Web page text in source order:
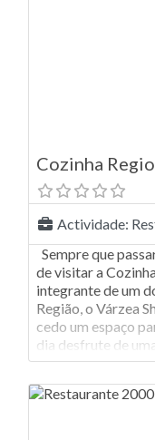
Cozinha
Actividade:
Sempre que
de visitar a
integrante de um
Região, o Várzea
cedo um espaço
dia desfrute de
com o autêntico